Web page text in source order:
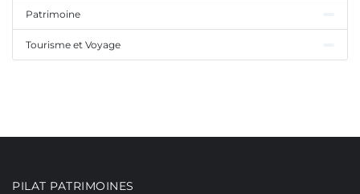
Patrimoine
Tourisme et Voyage
PILAT PATRIMOINES